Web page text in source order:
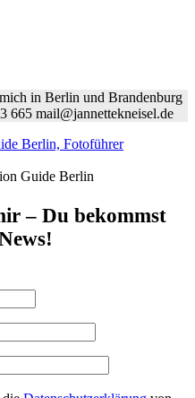
in Berlin und Brandenburg
665 mail@jannettekneisel.de
Guide Berlin
– Du bekommst